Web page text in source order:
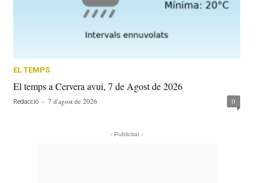
EL TEMPS
El temps a Cervera avui, 7 de Agost de 2026
Redacció - 7 d'agost de 2026 0
- Publicitat -